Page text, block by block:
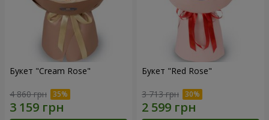
Букет "Cream Rose"
4 860 грн
Букет "Red Rose"
3 713 грн